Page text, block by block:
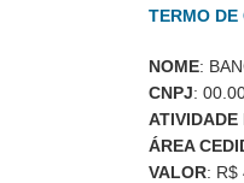
TERMO DE
NOME:
CNPJ:
ATIVIDADE
ÁREA
VALOR: R$